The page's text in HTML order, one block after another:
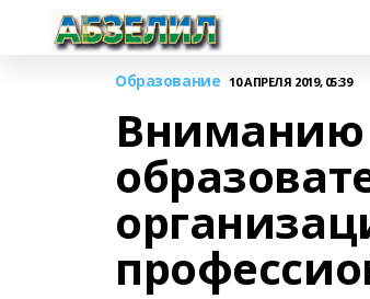
Образование 10 АПРЕЛЯ 2019, 05:39
Вниманию